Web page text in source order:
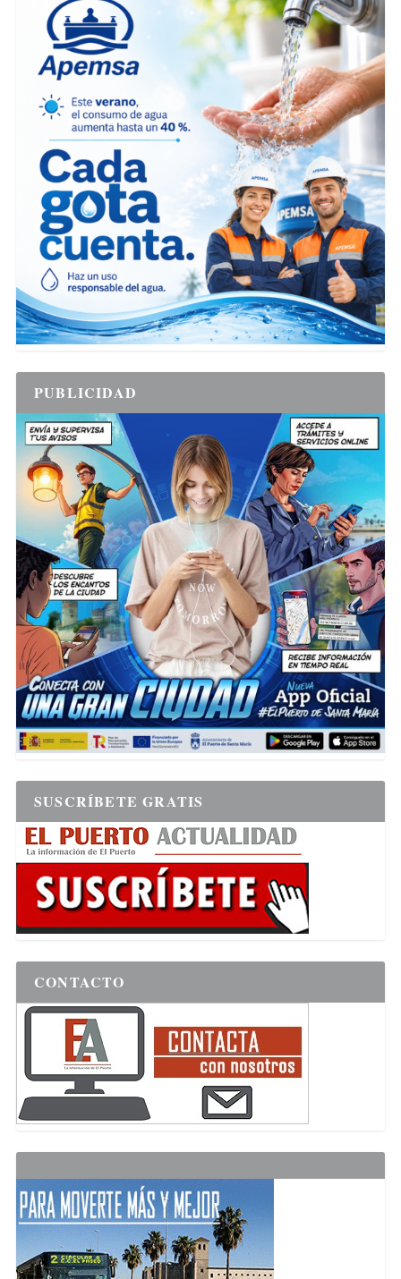
PUBLICIDAD
SUSCRÍBETE GRATIS
CONTACTO